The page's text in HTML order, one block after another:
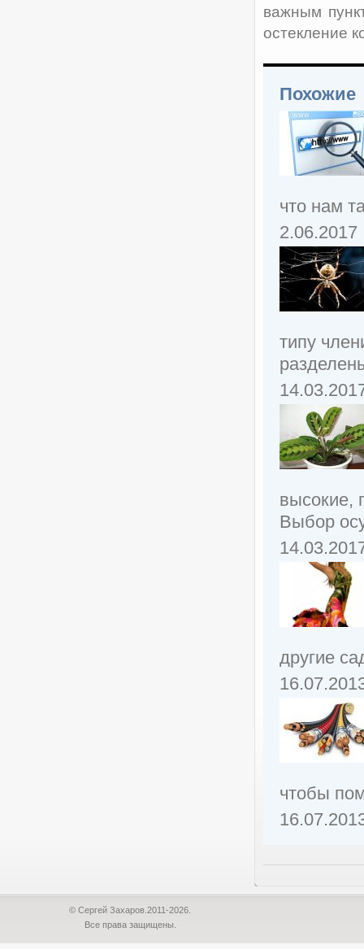
важным
остекление
Похожие
что нам
2.06.2017
типу
высокие,
Выбор
другие
чтобы
© Сергей Захаров.2011-2026.
Все права защищены.